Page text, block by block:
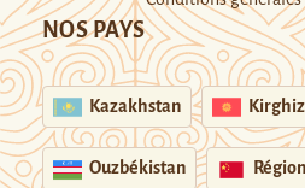
NOS PAYS
Kazakhstan
Ouzbékistan